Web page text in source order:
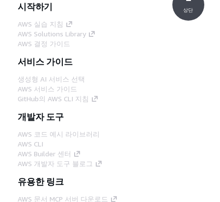
시작하기
AWS 실습 지침
AWS Solutions Library
AWS 결정 가이드
서비스 가이드
생성형 AI 서비스 선택
AWS 서비스 가이드
GitHub의 AWS CLI 지침
개발자 도구
AWS 코드 예시 라이브러리
AWS CLI
AWS Builder 센터
AWS 개발자 도구 블로그
유용한 링크
AWS 문서 MCP 서버 다운로드
상단